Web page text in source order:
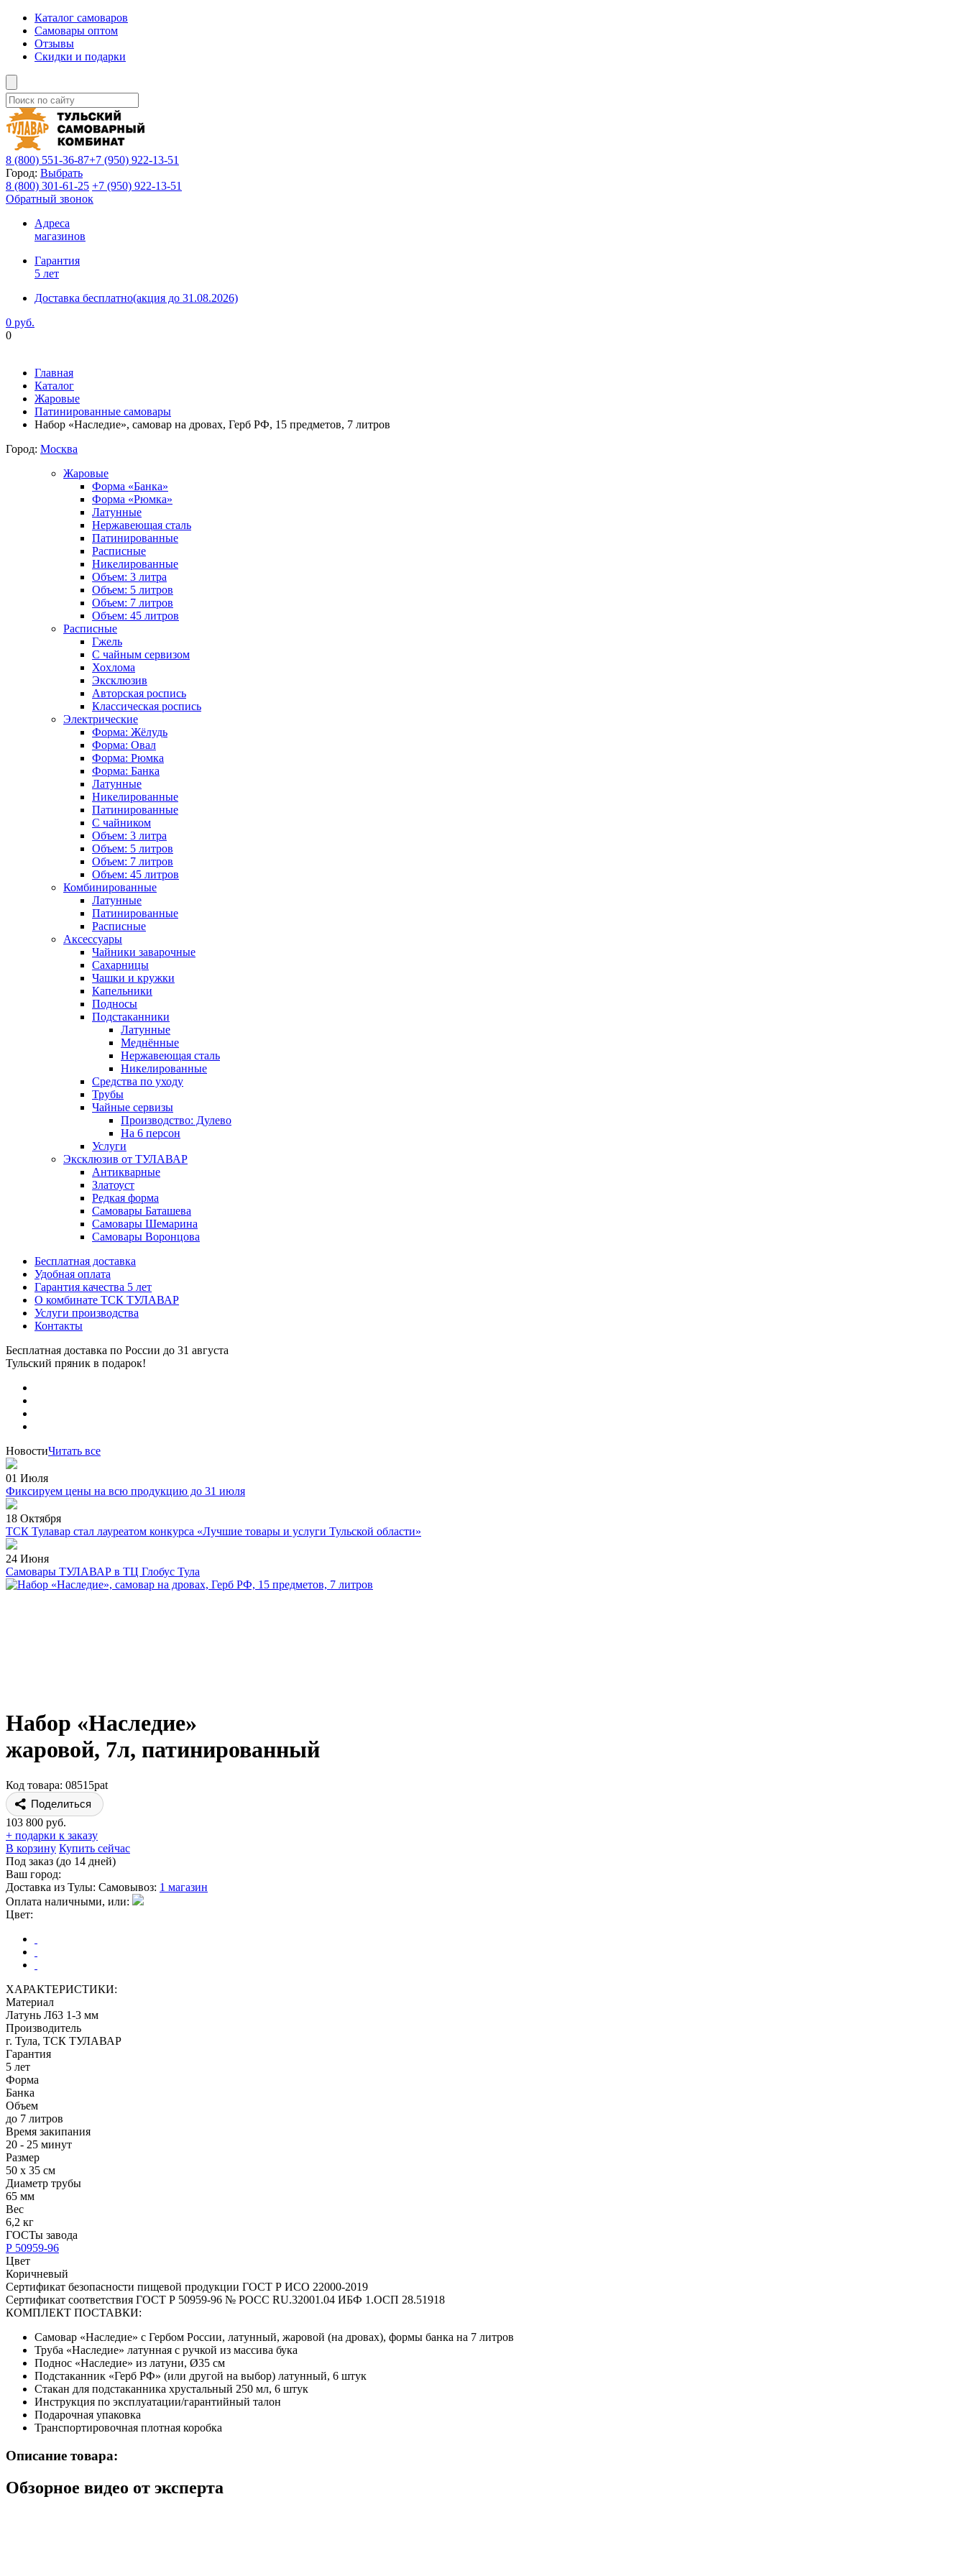
Каталог самоваров
Самовары оптом
Отзывы
Скидки и подарки
8 (800) 551-36-87+7 (950) 922-13-51
Город: Выбрать
8 (800) 301-61-25 +7 (950) 922-13-51
Обратный звонок
Адреса
магазинов
Гарантия
5 лет
Доставка бесплатно(акция до 31.08.2026)
0 руб.
0
Главная
Каталог
Жаровые
Патинированные самовары
Набор «Наследие», самовар на дровах, Герб РФ, 15 предметов, 7 литров
Город: Москва
Жаровые
Форма «Банка»
Форма «Рюмка»
Латунные
Нержавеющая сталь
Патинированные
Расписные
Никелированные
Объем: 3 литра
Объем: 5 литров
Объем: 7 литров
Объем: 45 литров
Расписные
Гжель
С чайным сервизом
Хохлома
Эксклюзив
Авторская роспись
Классическая роспись
Электрические
Форма: Жёлудь
Форма: Овал
Форма: Рюмка
Форма: Банка
Латунные
Никелированные
Патинированные
С чайником
Объем: 3 литра
Объем: 5 литров
Объем: 7 литров
Объем: 45 литров
Комбинированные
Латунные
Патинированные
Расписные
Аксессуары
Чайники заварочные
Сахарницы
Чашки и кружки
Капельники
Подносы
Подстаканники
Латунные
Меднённые
Нержавеющая сталь
Никелированные
Средства по уходу
Трубы
Чайные сервизы
Производство: Дулево
На 6 персон
Услуги
Эксклюзив от ТУЛАВАР
Антикварные
Златоуст
Редкая форма
Самовары Баташева
Самовары Шемарина
Самовары Воронцова
Бесплатная доставка
Удобная оплата
Гарантия качества 5 лет
О комбинате ТСК ТУЛАВАР
Услуги производства
Контакты
Бесплатная доставка по России до 31 августа
Тульский пряник в подарок!
НовостиЧитать все
01 Июля
Фиксируем цены на всю продукцию до 31 июля
18 Октября
ТСК Тулавар стал лауреатом конкурса «Лучшие товары и услуги Тульской области»
24 Июня
Самовары ТУЛАВАР в ТЦ Глобус Тула
Набор «Наследие»
жаровой, 7л, патинированный
Код товара: 08515pat
Поделиться
103 800 руб.
+ подарки к заказу
В корзину Купить сейчас
Под заказ (до 14 дней)
Ваш город:
Доставка из Тулы: Самовывоз: 1 магазин
Оплата наличными, или:
Цвет:
ХАРАКТЕРИСТИКИ:
Материал
Латунь Л63 1-3 мм
Производитель
г. Тула, ТСК ТУЛАВАР
Гарантия
5 лет
Форма
Банка
Объем
до 7 литров
Время закипания
20 - 25 минут
Размер
50 х 35 см
Диаметр трубы
65 мм
Вес
6,2 кг
ГОСТы завода
Р 50959-96
Цвет
Коричневый
Сертификат безопасности пищевой продукции ГОСТ Р ИСО 22000-2019
Сертификат соответствия ГОСТ Р 50959-96 № РОСС RU.32001.04 ИБФ 1.ОСП 28.51918
КОМПЛЕКТ ПОСТАВКИ:
Самовар «Наследие» с Гербом России, латунный, жаровой (на дровах), формы банка на 7 литров
Труба «Наследие» латунная с ручкой из массива бука
Поднос «Наследие» из латуни, Ø35 см
Подстаканник «Герб РФ» (или другой на выбор) латунный, 6 штук
Стакан для подстаканника хрустальный 250 мл, 6 штук
Инструкция по эксплуатации/гарантийный талон
Подарочная упаковка
Транспортировочная плотная коробка
Описание товара:
Обзорное видео от эксперта